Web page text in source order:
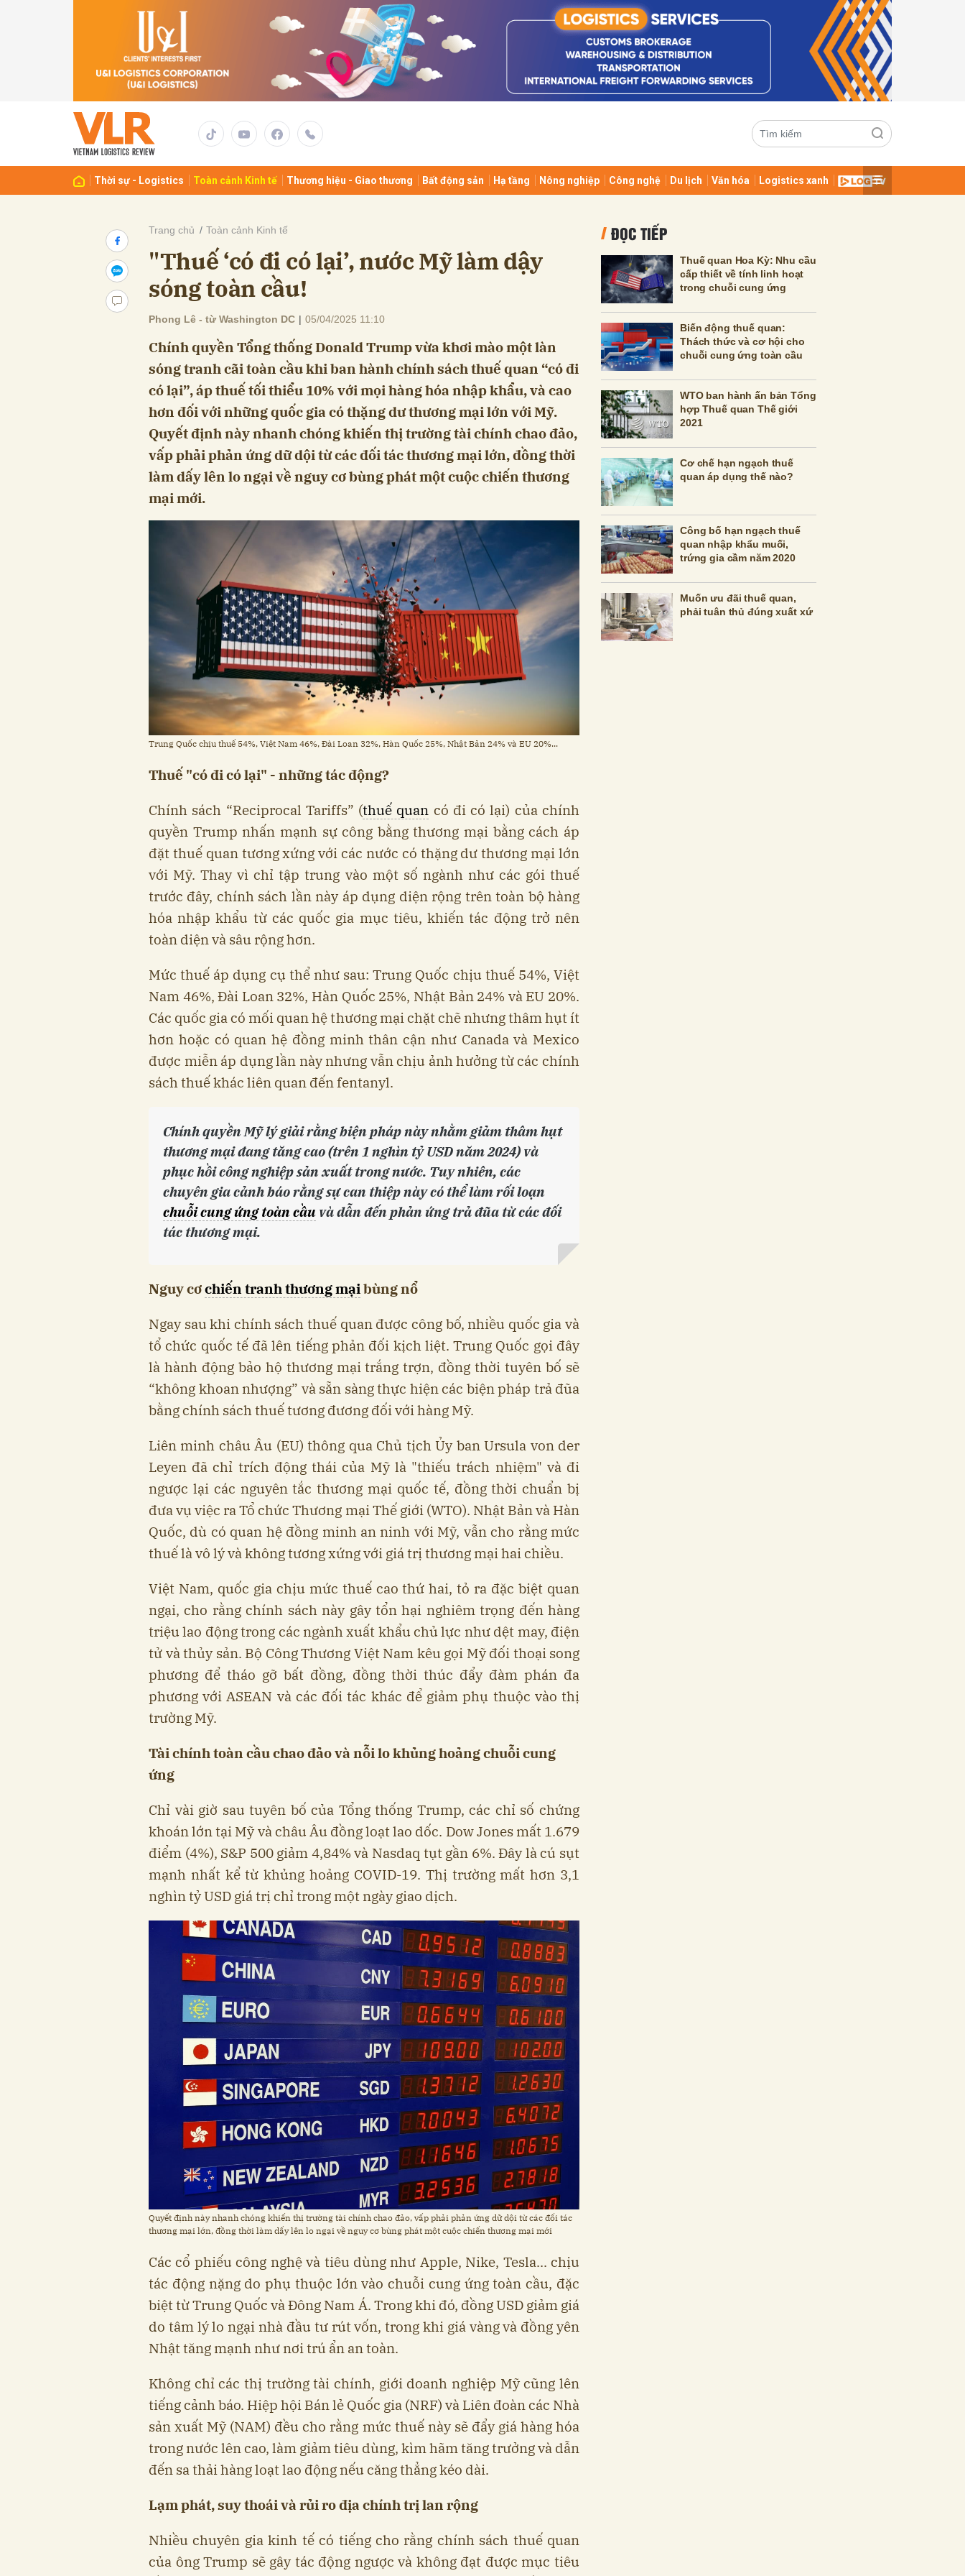
Thời sự - Logistics Toàn cảnh Kinh tế Thương hiệu - Giao thương Bất động sản Hạ tầng Nông nghiệp Công nghệ Du lịch Văn hóa Logistics xanh
Trang chủ Toàn cảnh Kinh tế
"Thuế ‘có đi có lại’, nước Mỹ làm dậy
sóng toàn cầu!
Phong Lê - từ Washington DC | 05/04/2025 11:10
Chính quyền Tổng thống Donald Trump vừa khơi mào một làn
sóng tranh cãi toàn cầu khi ban hành chính sách thuế quan “có đi
có lại”, áp thuế tối thiểu 10% với mọi hàng hóa nhập khẩu, và cao
hơn đối với những quốc gia có thặng dư thương mại lớn với Mỹ.
Quyết định này nhanh chóng khiến thị trường tài chính chao đảo,
vấp phải phản ứng dữ dội từ các đối tác thương mại lớn, đồng thời
làm dấy lên lo ngại về nguy cơ bùng phát một cuộc chiến thương
mại mới.
Trung Quốc chịu thuế 54%, Việt Nam 46%, Đài Loan 32%, Hàn Quốc 25%, Nhật Bản 24% và EU 20%...
Thuế "có đi có lại" - những tác động?
Chính sách “Reciprocal Tariffs” (thuế quan có đi có lại) của chính
quyền Trump nhấn mạnh sự công bằng thương mại bằng cách áp
đặt thuế quan tương xứng với các nước có thặng dư thương mại lớn
với Mỹ. Thay vì chỉ tập trung vào một số ngành như các gói thuế
trước đây, chính sách lần này áp dụng diện rộng trên toàn bộ hàng
hóa nhập khẩu từ các quốc gia mục tiêu, khiến tác động trở nên
toàn diện và sâu rộng hơn.
Mức thuế áp dụng cụ thể như sau: Trung Quốc chịu thuế 54%, Việt
Nam 46%, Đài Loan 32%, Hàn Quốc 25%, Nhật Bản 24% và EU 20%.
Các quốc gia có mối quan hệ thương mại chặt chẽ nhưng thâm hụt ít
hơn hoặc có quan hệ đồng minh thân cận như Canada và Mexico
được miễn áp dụng lần này nhưng vẫn chịu ảnh hưởng từ các chính
sách thuế khác liên quan đến fentanyl.
Chính quyền Mỹ lý giải rằng biện pháp này nhằm giảm thâm hụt
thương mại đang tăng cao (trên 1 nghìn tỷ USD năm 2024) và
phục hồi công nghiệp sản xuất trong nước. Tuy nhiên, các
chuyên gia cảnh báo rằng sự can thiệp này có thể làm rối loạn
chuỗi cung ứng toàn cầu và dẫn đến phản ứng trả đũa từ các đối
tác thương mại.
Nguy cơchiến tranh thương mạibùng nổ
Ngay sau khi chính sách thuế quan được công bố, nhiều quốc gia và
tổ chức quốc tế đã lên tiếng phản đối kịch liệt. Trung Quốc gọi đây
là hành động bảo hộ thương mại trắng trợn, đồng thời tuyên bố sẽ
“không khoan nhượng” và sẵn sàng thực hiện các biện pháp trả đũa
bằng chính sách thuế tương đương đối với hàng Mỹ.
Liên minh châu Âu (EU) thông qua Chủ tịch Ủy ban Ursula von der
Leyen đã chỉ trích động thái của Mỹ là "thiếu trách nhiệm" và đi
ngược lại các nguyên tắc thương mại quốc tế, đồng thời chuẩn bị
đưa vụ việc ra Tổ chức Thương mại Thế giới (WTO). Nhật Bản và Hàn
Quốc, dù có quan hệ đồng minh an ninh với Mỹ, vẫn cho rằng mức
thuế là vô lý và không tương xứng với giá trị thương mại hai chiều.
Việt Nam, quốc gia chịu mức thuế cao thứ hai, tỏ ra đặc biệt quan
ngại, cho rằng chính sách này gây tổn hại nghiêm trọng đến hàng
triệu lao động trong các ngành xuất khẩu chủ lực như dệt may, điện
tử và thủy sản. Bộ Công Thương Việt Nam kêu gọi Mỹ đối thoại song
phương để tháo gỡ bất đồng, đồng thời thúc đẩy đàm phán đa
phương với ASEAN và các đối tác khác để giảm phụ thuộc vào thị
trường Mỹ.
Tài chính toàn cầu chao đảo và nỗi lo khủng hoảng chuỗi cung
ứng
Chỉ vài giờ sau tuyên bố của Tổng thống Trump, các chỉ số chứng
khoán lớn tại Mỹ và châu Âu đồng loạt lao dốc. Dow Jones mất 1.679
điểm (4%), S&P 500 giảm 4,84% và Nasdaq tụt gần 6%. Đây là cú sụt
mạnh nhất kể từ khủng hoảng COVID-19. Thị trường mất hơn 3,1
nghìn tỷ USD giá trị chỉ trong một ngày giao dịch.
Quyết định này nhanh chóng khiến thị trường tài chính chao đảo, vấp phải phản ứng dữ dội từ các đối tác
thương mại lớn, đồng thời làm dấy lên lo ngại về nguy cơ bùng phát một cuộc chiến thương mại mới
Các cổ phiếu công nghệ và tiêu dùng như Apple, Nike, Tesla... chịu
tác động nặng do phụ thuộc lớn vào chuỗi cung ứng toàn cầu, đặc
biệt từ Trung Quốc và Đông Nam Á. Trong khi đó, đồng USD giảm giá
do tâm lý lo ngại nhà đầu tư rút vốn, trong khi giá vàng và đồng yên
Nhật tăng mạnh như nơi trú ẩn an toàn.
Không chỉ các thị trường tài chính, giới doanh nghiệp Mỹ cũng lên
tiếng cảnh báo. Hiệp hội Bán lẻ Quốc gia (NRF) và Liên đoàn các Nhà
sản xuất Mỹ (NAM) đều cho rằng mức thuế này sẽ đẩy giá hàng hóa
trong nước lên cao, làm giảm tiêu dùng, kìm hãm tăng trưởng và dẫn
đến sa thải hàng loạt lao động nếu căng thẳng kéo dài.
Lạm phát, suy thoái và rủi ro địa chính trị lan rộng
Nhiều chuyên gia kinh tế có tiếng cho rằng chính sách thuế quan
của ông Trump sẽ gây tác động ngược và không đạt được mục tiêu
ĐỌC TIẾP
Thuế quan Hoa Kỳ: Nhu cầu
cấp thiết về tính linh hoạt
trong chuỗi cung ứng
Biến động thuế quan:
Thách thức và cơ hội cho
chuỗi cung ứng toàn cầu
WTO ban hành ấn bản Tổng
hợp Thuế quan Thế giới
2021
Cơ chế hạn ngạch thuế
quan áp dụng thế nào?
Công bố hạn ngạch thuế
quan nhập khẩu muối,
trứng gia cầm năm 2020
Muốn ưu đãi thuế quan,
phải tuân thủ đúng xuất xứ
Gửi bình luận